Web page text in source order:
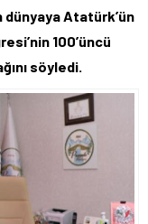
dünyaya Atatürk’ün
100’üncü
söyledi.